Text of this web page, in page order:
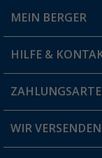
Filiale finden
MEIN BERGER
Vorteilskarte
Blog
Jobs & Karriere
HILFE &
FAQ & Kontakt
WIR